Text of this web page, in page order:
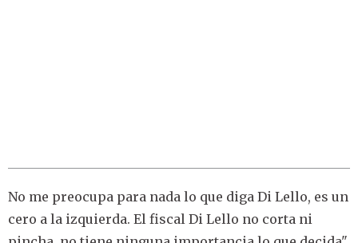
No me preocupa para nada lo que diga Di Lello, es un
cero a la izquierda. El fiscal Di Lello no corta ni